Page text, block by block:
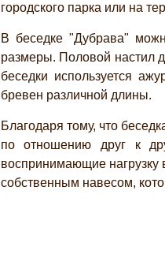
городского парка или на
В беседке "Дубрава"
размеры. Половой настил
беседки используется
бревен различной длины.
Благодаря тому, что
по отношению друг к
воспринимающие нагрузку
собственным навесом,